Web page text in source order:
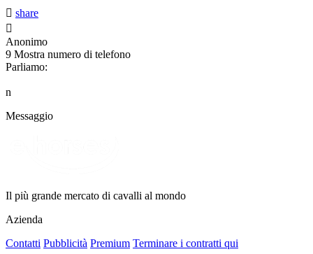
 share

Anonimo
9 Mostra numero di telefono
Parliamo:
n
Messaggio
Il più grande mercato di cavalli al mondo
Azienda
Contatti Pubblicità Premium Terminare i contratti qui